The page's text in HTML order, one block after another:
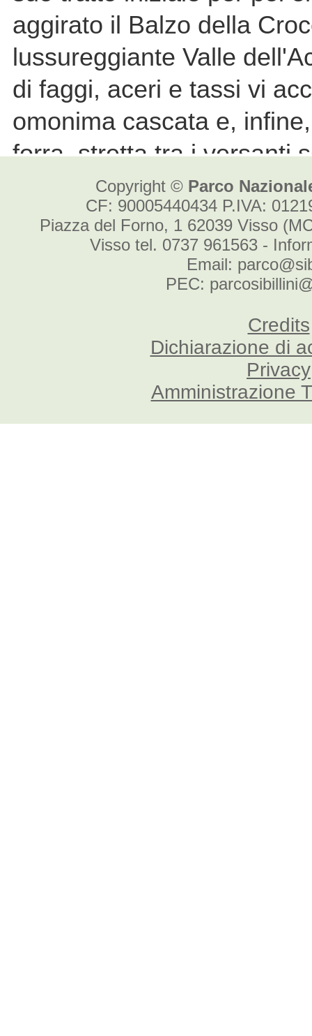
Copyright © Parco
CF: 90005440434 P.IVA:
Piazza del Forno, 1 62039 Visso
Visso tel. 0737 961563 -
Email:
PEC:
Credits
Dichiarazione di
Privacy
Amministrazione